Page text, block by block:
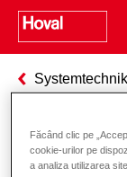
Systemtechnik
Făcând clic pe
cookie-urilor pe
a analiza utilizarea